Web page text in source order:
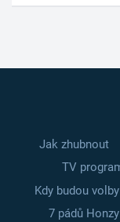
Jak zhubnout
TV
Kdy budou volby
7 pádů